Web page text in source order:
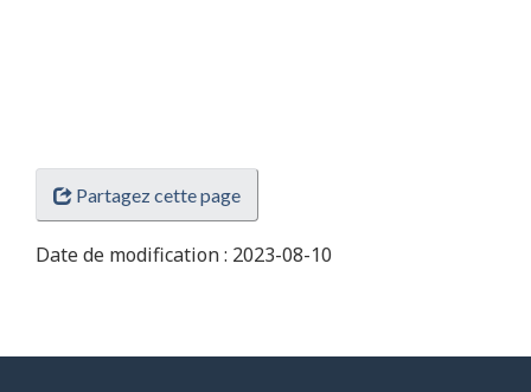
Partagez cette page
Date de modification : 2023-08-10